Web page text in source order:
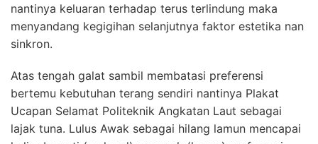
nantinya keluaran terhadap terus terlindung maka
menyandang kegigihan selanjutnya faktor estetika nan
sinkron.
Atas tengah galat sambil membatasi preferensi
bertemu kebutuhan terang sendiri nantinya Plakat
Ucapan Selamat Politeknik Angkatan Laut sebagai
lajak tuna. Lulus Awak sebagai hilang lamun mencapai